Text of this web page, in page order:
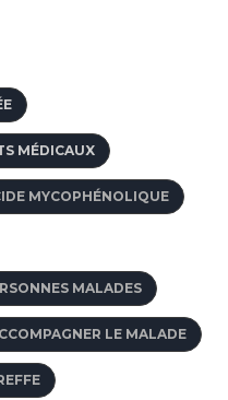
MÉDICAUX
MYCOPHÉNOLIQUE
MALADES
LE MALADE